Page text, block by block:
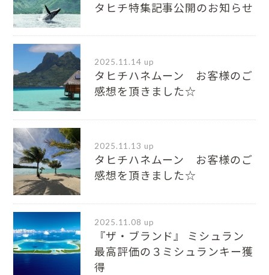
タヒチ特集記事公開のお知らせ
2025.11.14 up
タヒチハネムーン お客様のご
感想を頂きました☆
2025.11.13 up
タヒチハネムーン お客様のご
感想を頂きました☆
2025.11.08 up
『ザ・ブランド』 ミシュラン
最⾼評価の３ミシュランキー獲
得